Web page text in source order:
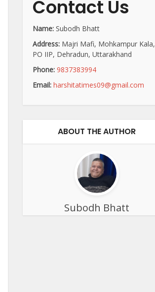
Contact Us
Name: Subodh Bhatt
Address: Majri Mafi, Mohkampur Kala,
PO IIP, Dehradun, Uttarakhand
Phone: 9837383994
Email: harshitatimes09@gmail.com
ABOUT THE AUTHOR
Subodh Bhatt